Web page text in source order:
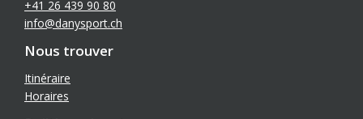
+41 26 439 90 80
info@danysport.ch
Nous trouver
Itinéraire
Horaires